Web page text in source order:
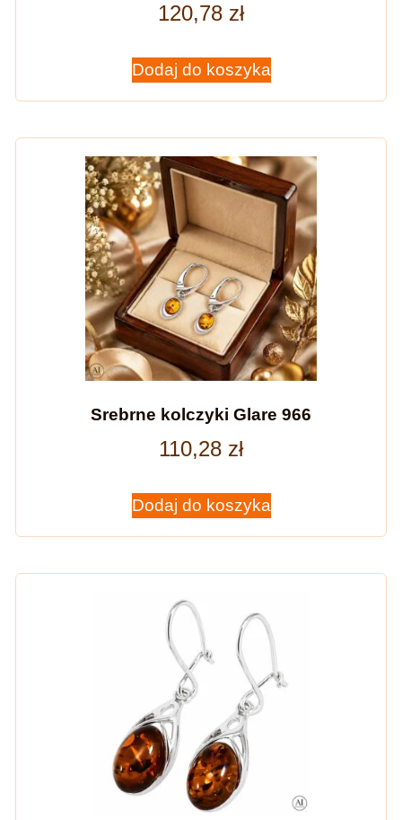
120,78 zł
Dodaj do koszyka
Srebrne kolczyki Glare 966
110,28 zł
Dodaj do koszyka